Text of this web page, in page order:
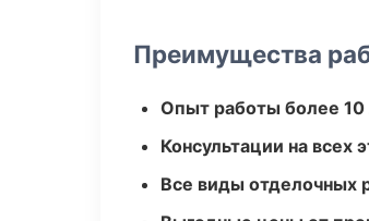
Преимущества
Опыт работы более 10
Консультации на всех
Все виды отделочных